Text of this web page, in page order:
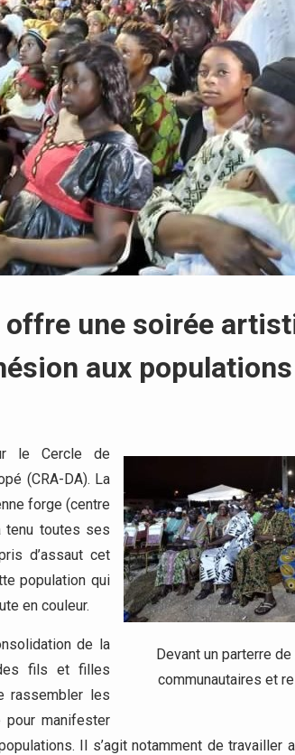
offre une soirée
aux populations
Devant un parterre
communautaires et
le Cercle de
(CRA-DA). La
forge (centre
tenu toutes ses
d’assaut cet
population qui
en couleur.
de la
fils et filles
rassembler les
manifester
Il s’agit notamment de